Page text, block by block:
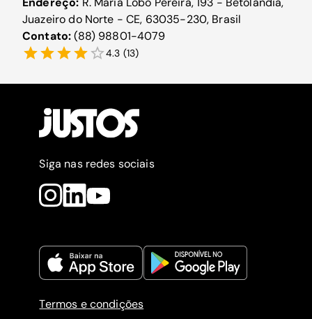
Juazeiro do Norte - CE, 63035-230, Brasil
Contato:(88) 98801-4079
4.3 (13)
Siga nas redes sociais
Termos e condições